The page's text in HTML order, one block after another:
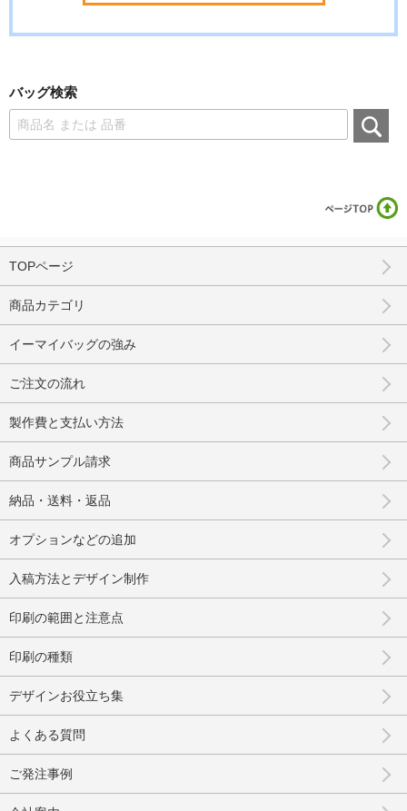
バッグ検索
TOPページ
商品カテゴリ
イーマイバッグの強み
ご注文の流れ
製作費と支払い方法
商品サンプル請求
納品・送料・返品
オプションなどの追加
入稿方法とデザイン制作
印刷の範囲と注意点
印刷の種類
デザインお役立ち集
よくある質問
ご発注事例